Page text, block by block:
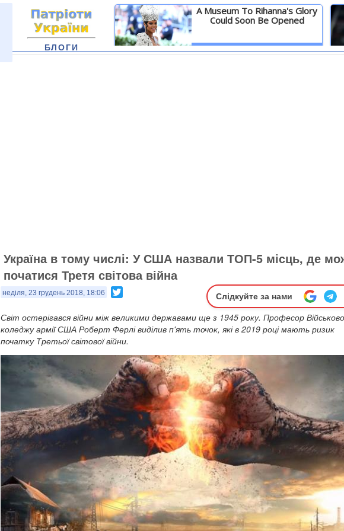
A Museum To Rihanna's Glory
Could Soon Be Opened
Детальніше
БЛОГИ
Україна в тому числі: У США назвали ТОП-5 місць, де
початися Третя світова війна
неділя, 23 грудень 2018, 18:06 Слідкуйте за нами
Світ остерігався війни між великими державами ще з 1945 року. Професор
коледжу армії США Роберт Ферлі виділив п'ять точок, які в 2019 році мають ризик
початку Третьої світової війни.